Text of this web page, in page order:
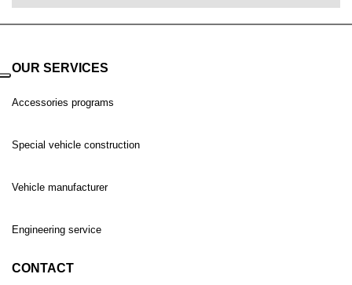
OUR SERVICES
Accessories programs
Special vehicle construction
Vehicle manufacturer
Engineering service
CONTACT